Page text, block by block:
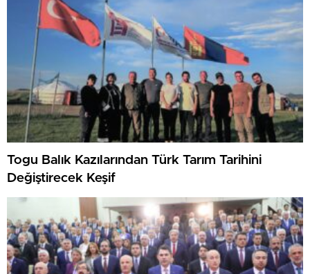
Togu Balık Kazılarından Türk Tarım Tarihini
Değiştirecek Keşif